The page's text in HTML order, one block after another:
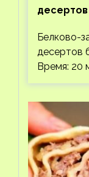
Белково-
десертов
Время: 20